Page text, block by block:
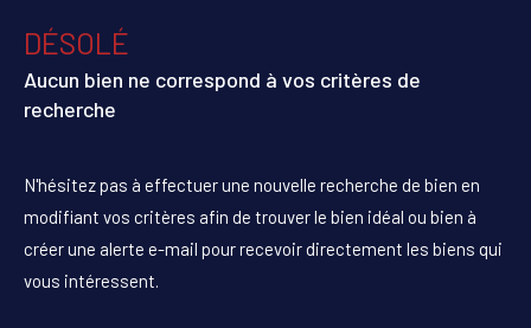
DÉSOLÉ
Aucun bien ne correspond à vos critères de
recherche
N'hésitez pas à effectuer une nouvelle recherche de bien en
modifiant vos critères afin de trouver le bien idéal ou bien à
créer une alerte e-mail pour recevoir directement les biens qui
vous intéressent.
1 2 3 4 5+
Localisation